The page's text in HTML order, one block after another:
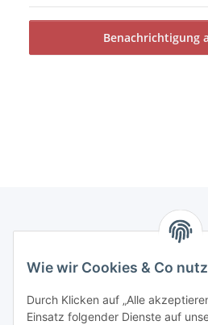
Wie wir Cookies & Co
Durch Klicken auf „Alle
Einsatz folgender Dienste auf
Benachrichtigung
Marmey Aktionswaren
Markus Meyer
Fritz-Wallis-Str. 13
28832 Achim